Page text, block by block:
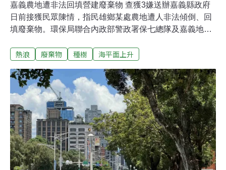
嘉義農地遭非法回填營建廢棄物 查獲3嫌送辦嘉義縣政府
日前接獲民眾陳情，指民雄鄉某處農地遭人非法傾倒、回
填廢棄物。環保局聯合內政部警政署保七總隊及嘉義地檢
縣政府7日發布新聞稿表示，許姓地主與劉嫌、黃嫌3人在
價，提供名下農地非法回填營建廢棄物。黃嫌自同年12月
初起，載運廢磚及混凝土等進場傾倒，高達180餘車次。
（中央社報導）中聯延遲通報食用油致癌物超標 衛福部開
罰史上最高1.6億元中聯油脂食用油驗出致癌物「苯駢芘」
超標，衛福部長石崇良7日表示，中聯除延遲通報外，油
品追查過程中仍有不實現象，將依《食安法》開罰1億
6520萬元，創史上最高罰鍰。此外，台中開罰中聯、福
壽、福懋各300萬元；彰化、北市則分別開罰泰山、南僑
熱浪 廢棄物 種樹 海平面上升